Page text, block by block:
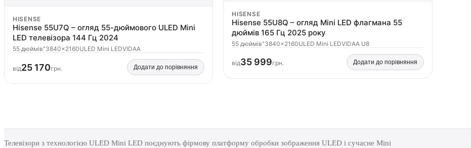
HISENSE
Hisense 55U7Q – огляд 55-дюймового ULED Mini
LED телевізора 144 Гц 2024
55 дюймів"3840×2160ULED Mini LEDVIDAA
від25 170грн. Додати до порівняння
HISENSE
Hisense 55U8Q – огляд Mini LED флагмана 55
дюймів 165 Гц 2025 року
55 дюймів"3840×2160ULED Mini LEDVIDAA U8
від35 999грн. Додати до порівняння
Телевізори з технологією ULED Mini LED поєднують фірмову платформу обробки зображення ULED і сучасне Mini